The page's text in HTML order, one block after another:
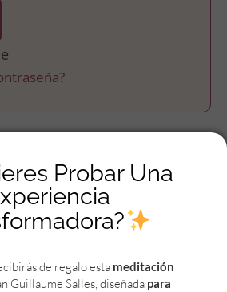
Probar Una
de regalo esta meditación
Guillaume Salles, diseñada para